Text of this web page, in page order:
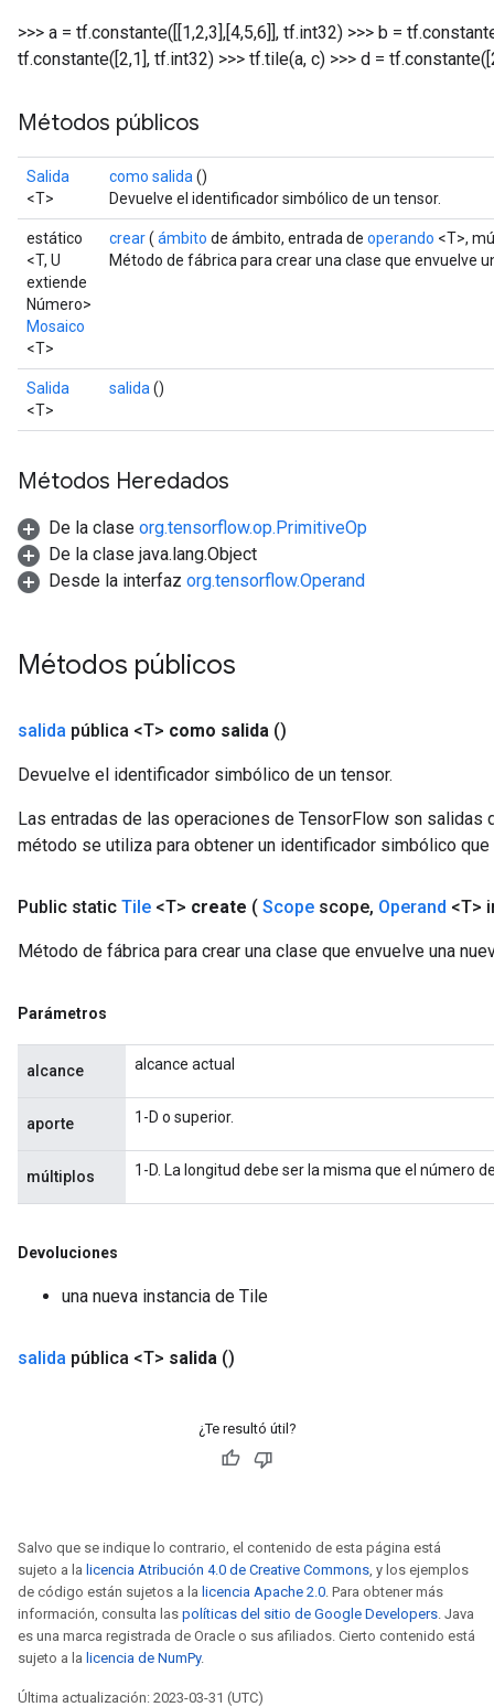
>>> a = tf.constante([[1,2,3],[4,5,6]], tf.int32) >>> b =
tf.constante([2,1], tf.int32) >>> tf.tile(a, c) >>> d =
Métodos públicos
Salida
<T>
como salida ()
Devuelve el identificador simbólico de un tensor.
estático
<T, U
extiende
Número>
Mosaico
<T>
crear( ámbito de ámbito, entrada de operando <T>,
Método de fábrica para crear una clase que envuelve
Salida
<T>
salida ()
Métodos Heredados
De la clase org.tensorflow.op.PrimitiveOp
De la clase java.lang.Object
Desde la interfaz org.tensorflow.Operand
Métodos públicos
salida pública <T> como salida ()
Devuelve el identificador simbólico de un tensor.
Las entradas de las operaciones de TensorFlow son salidas
método se utiliza para obtener un identificador simbólico
Public static Tile <T> create ( Scope scope, Operand <T>
Método de fábrica para crear una clase que envuelve una
Parámetros
alcance alcance actual
aporte 1-D o superior.
múltiplos 1-D. La longitud debe ser la misma que el número
Devoluciones
una nueva instancia de Tile
salida pública <T> salida ()
¿Te resultó útil?
Salvo que se indique lo contrario, el contenido de esta página está
sujeto a la licencia Atribución 4.0 de Creative Commons, y los ejemplos
de código están sujetos a la licencia Apache 2.0. Para obtener más
información, consulta las políticas del sitio de Google Developers. Java
es una marca registrada de Oracle o sus afiliados. Cierto contenido está
sujeto a la licencia de NumPy.
Última actualización: 2023-03-31 (UTC)